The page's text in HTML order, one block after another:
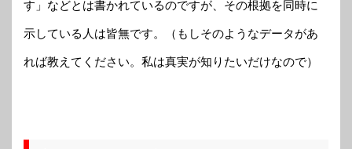
す」などとは書かれているのですが、その根拠を同時に
示している人は皆無です。（もしそのようなデータがあ
れば教えてください。私は真実が知りたいだけなので）